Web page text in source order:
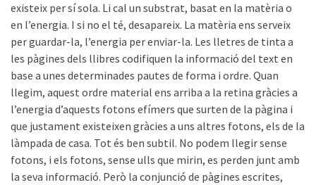
existeix per sí sola. Li cal un substrat, basat en la matèria o
en l’energia. I si no el té, desapareix. La matèria ens serveix
per guardar-la, l’energia per enviar-la. Les lletres de tinta a
les pàgines dels llibres codifiquen la informació del text en
base a unes determinades pautes de forma i ordre. Quan
llegim, aquest ordre material ens arriba a la retina gràcies a
l’energia d’aquests fotons efímers que surten de la pàgina i
que justament existeixen gràcies a uns altres fotons, els de la
làmpada de casa. Tot és ben subtil. No podem llegir sense
fotons, i els fotons, sense ulls que mirin, es perden junt amb
la seva informació. Però la conjunció de pàgines escrites,